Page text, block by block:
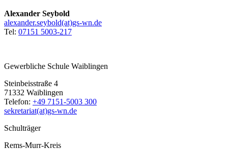
Alexander Seybold
alexander.seybold(at)gs-wn.de
Tel: 07151 5003-217
Gewerbliche Schule Waiblingen
Steinbeisstraße 4
71332 Waiblingen
Telefon: +49 7151-5003 300
sekretariat(at)gs-wn.de
Schulträger
Rems-Murr-Kreis